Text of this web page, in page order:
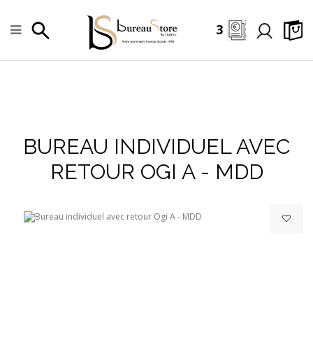
3
BUREAU INDIVIDUEL AVEC
RETOUR OGI A - MDD
+